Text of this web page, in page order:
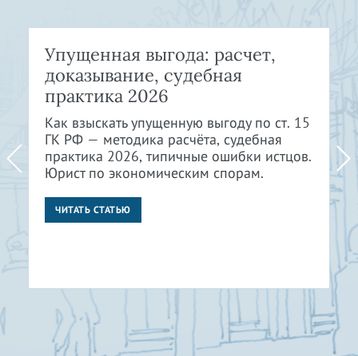
Упущенная выгода: расчет,
доказывание, судебная
практика 2026
Как взыскать упущенную выгоду по ст. 15
ГК РФ — методика расчёта, судебная
практика 2026, типичные ошибки истцов.
Юрист по экономическим спорам.
ЧИТАТЬ СТАТЬЮ